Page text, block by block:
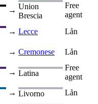
→ Union
Brescia
Free
agent
→ Lecce
Lån
→ Cremonese
Lån
→ Latina
Free
agent
→ Livorno
Lån